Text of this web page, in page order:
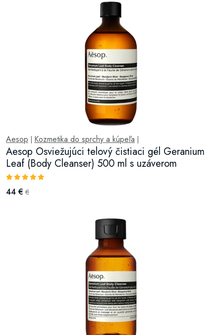
Aesop Kozmetika do sprchy a kúpeľa
Aesop Osviežujúci telový čistiaci gél Geranium
Leaf (Body Cleanser) 500 ml s uzáverom
44 € €